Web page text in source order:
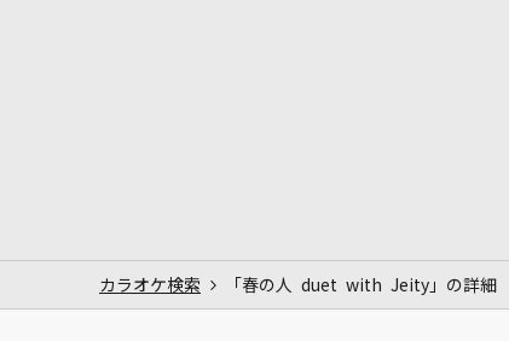
カラオケ検索 「春の人 duet with Jeity」の詳細